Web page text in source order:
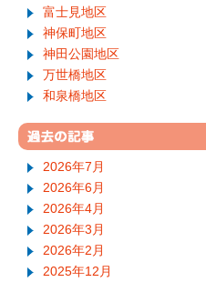
富士見地区
神保町地区
神田公園地区
万世橋地区
和泉橋地区
2026年7月
2026年6月
2026年4月
2026年3月
2026年2月
2025年12月